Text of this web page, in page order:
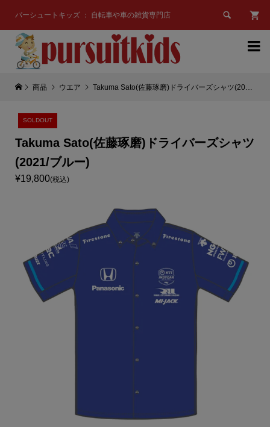
パーシュートキッズ ： 自転車や車の雑貨専門店 

商品 ウエア Takuma Sato(佐藤琢磨)ドライバーズシャツ(2021/ブルー)
SOLDOUT
Takuma Sato(佐藤琢磨)ドライバーズシャツ
(2021/ブルー)
¥19,800(税込)